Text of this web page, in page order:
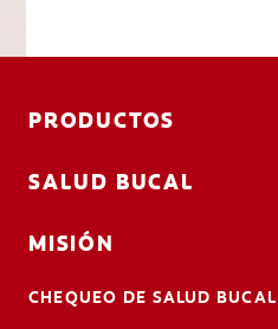
PRODUCTOS
SALUD BUCAL
MISIÓN
CHEQUEO DE SALUD BUCAL